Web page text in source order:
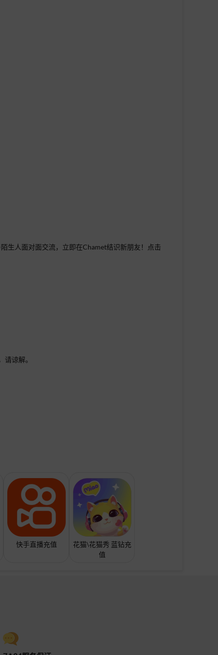
生人面对面交流，立即在Chamet结识新朋友！点击
谅解。
快手直播充值
花猫\花猫秀 蓝钻充
值